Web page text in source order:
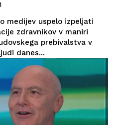
medijev uspelo izpeljati
zdravnikov v maniri
prebivalstva v
danes...